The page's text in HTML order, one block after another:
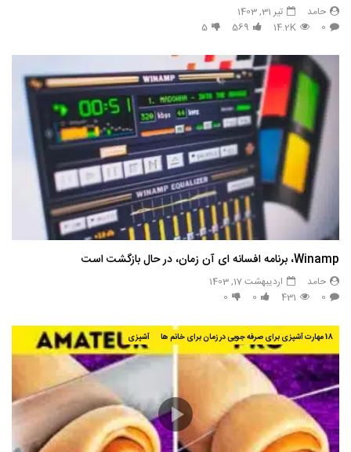
حامد
تیر 31, 1403
0
14.2K
569
5
Winamp، برنامه افسانه ای آن زمان، در حال بازگشت است
حامد
اردیبهشت 17, 1403
0
431
0
0
18 مهارت آشپزی برای صرفه جویی در زمان برای خانم ها آشپزی